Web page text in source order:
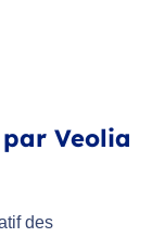
par Veolia
des